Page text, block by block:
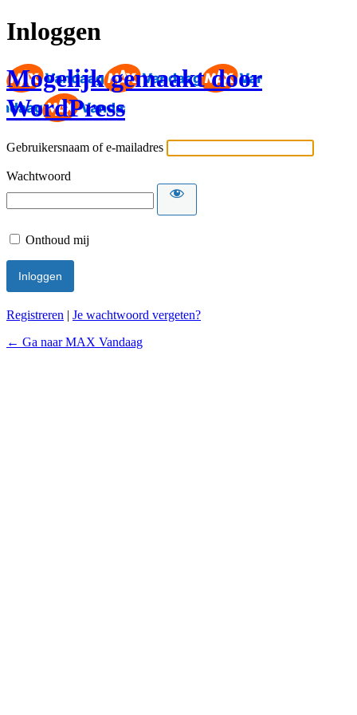
Inloggen
Mogelijk gemaakt door
WordPress
Gebruikersnaam of e-mailadres
Wachtwoord
Onthoud mij
Registreren | Je wachtwoord vergeten?
← Ga naar MAX Vandaag